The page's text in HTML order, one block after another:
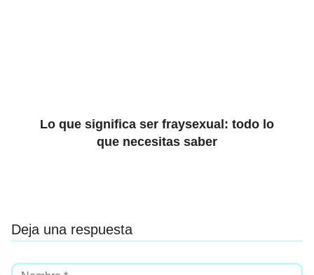
Lo que significa ser fraysexual: todo lo
que necesitas saber
Deja una respuesta